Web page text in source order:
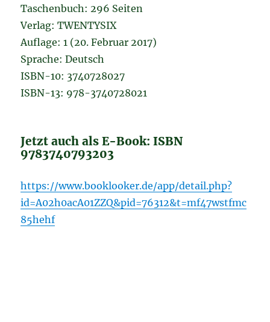
Taschenbuch: 296 Seiten
Verlag: TWENTYSIX
Auflage: 1 (20. Februar 2017)
Sprache: Deutsch
ISBN-10: 3740728027
ISBN-13: 978-3740728021
Jetzt auch als E-Book: ISBN
9783740793203
https://www.booklooker.de/app/detail.php?
id=A02h0acA01ZZQ&pid=76312&t=mf47wstfmc
85hehf